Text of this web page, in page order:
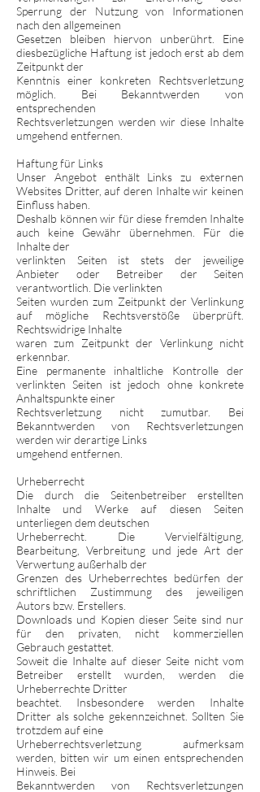
Sperrung der Nutzung von Informationen
nach den allgemeinen
Gesetzen bleiben hiervon unberührt. Eine
diesbezügliche Haftung ist jedoch erst ab dem
Zeitpunkt der
Kenntnis einer konkreten Rechtsverletzung
möglich. Bei Bekanntwerden von
entsprechenden
Rechtsverletzungen werden wir diese Inhalte
umgehend entfernen.
Haftung für Links
Unser Angebot enthält Links zu externen
Websites Dritter, auf deren Inhalte wir keinen
Einfluss haben.
Deshalb können wir für diese fremden Inhalte
auch keine Gewähr übernehmen. Für die
Inhalte der
verlinkten Seiten ist stets der jeweilige
Anbieter oder Betreiber der Seiten
verantwortlich. Die verlinkten
Seiten wurden zum Zeitpunkt der Verlinkung
auf mögliche Rechtsverstöße überprüft.
Rechtswidrige Inhalte
waren zum Zeitpunkt der Verlinkung nicht
erkennbar.
Eine permanente inhaltliche Kontrolle der
verlinkten Seiten ist jedoch ohne konkrete
Anhaltspunkte einer
Rechtsverletzung nicht zumutbar. Bei
Bekanntwerden von Rechtsverletzungen
werden wir derartige Links
umgehend entfernen.
Urheberrecht
Die durch die Seitenbetreiber erstellten
Inhalte und Werke auf diesen Seiten
unterliegen dem deutschen
Urheberrecht. Die Vervielfältigung,
Bearbeitung, Verbreitung und jede Art der
Verwertung außerhalb der
Grenzen des Urheberrechtes bedürfen der
schriftlichen Zustimmung des jeweiligen
Autors bzw. Erstellers.
Downloads und Kopien dieser Seite sind nur
für den privaten, nicht kommerziellen
Gebrauch gestattet.
Soweit die Inhalte auf dieser Seite nicht vom
Betreiber erstellt wurden, werden die
Urheberrechte Dritter
beachtet. Insbesondere werden Inhalte
Dritter als solche gekennzeichnet. Sollten Sie
trotzdem auf eine
Urheberrechtsverletzung aufmerksam
werden, bitten wir um einen entsprechenden
Hinweis. Bei
Bekanntwerden von Rechtsverletzungen